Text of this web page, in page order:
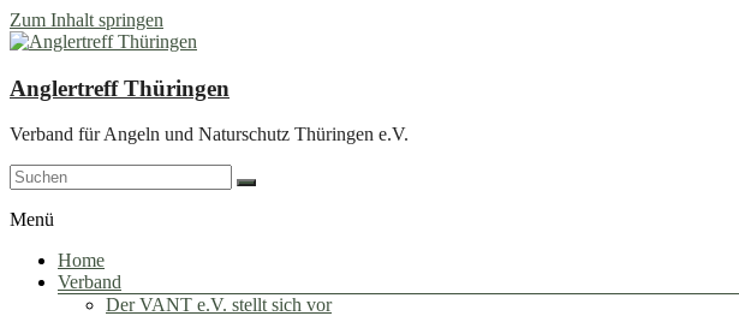
Zum Inhalt springen
Anglertreff Thüringen
Verband für Angeln und Naturschutz Thüringen e.V.
Menü
Home
Verband
Der VANT e.V. stellt sich vor